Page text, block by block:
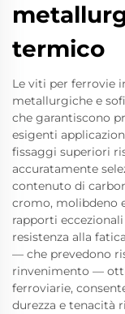
termico
Le viti per ferrovie
metallurgiche e
che garantiscono
esigenti
fissaggi superiori
accuratamente
contenuto di
cromo, molibdeno
rapporti
resistenza alla
— che prevedono
rinvenimento —
ferroviarie,
durezza e tenacità